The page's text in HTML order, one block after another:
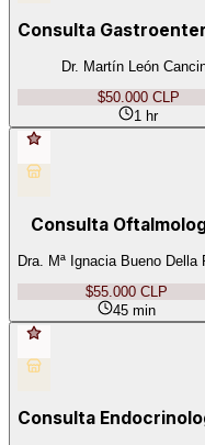
Consulta
Dr. Martín León
$50.000 CLP
1 hr
Consulta
Dra. Mª Ignacia Bueno Della
$55.000 CLP
45 min
Consulta